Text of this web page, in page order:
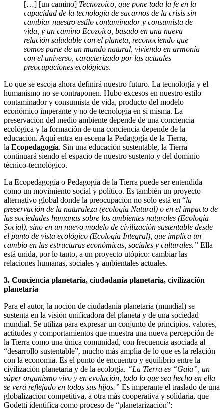
[…] [un camino] Tecnozoico, que pone toda la fe en la
capacidad de la tecnología de sacarnos de la crisis sin
cambiar nuestro estilo contaminador y consumista de
vida, y un camino Ecozoico, basado en una nueva
relación saludable con el planeta, reconociendo que
somos parte de un mundo natural, viviendo en armonía
con el universo, caracterizado por las actuales
preocupaciones ecológicas.
Lo que se escoja ahora definirá nuestro futuro. La tecnología y el
humanismo no se contraponen. Hubo excesos en nuestro estilo
contaminador y consumista de vida, producto del modelo
económico imperante y no de tecnología en sí misma. La
preservación del medio ambiente depende de una conciencia
ecológica y la formación de una conciencia depende de la
educación. Aquí entra en escena la Pedagogía de la Tierra,
la Ecopedagogía. Sin una educación sustentable, la Tierra
continuará siendo el espacio de nuestro sustento y del dominio
técnico-tecnológico.
La Ecopedagogía o Pedagogía de la Tierra puede ser entendida
como un movimiento social y político. Es también un proyecto
alternativo global donde la preocupación no sólo está en “la
preservación de la naturaleza (ecología Natural) o en el impacto de
las sociedades humanas sobre los ambientes naturales (Ecología
Social), sino en un nuevo modelo de civilización sustentable desde
el punto de vista ecológico (Ecología Integral), que implica un
cambio en las estructuras económicas, sociales y culturales.” Ella
está unida, por lo tanto, a un proyecto utópico: cambiar las
relaciones humanas, sociales y ambientales actuales.
3. Conciencia planetaria, ciudadanía planetaria, civilización
planetaria
Para el autor, la noción de ciudadanía planetaria (mundial) se
sustenta en la visión unificadora del planeta y de una sociedad
mundial. Se utiliza para expresar un conjunto de principios, valores,
actitudes y comportamientos que muestra una nueva percepción de
la Tierra como una única comunidad, con frecuencia asociada al
“desarrollo sustentable”, mucho más amplia de lo que es la relación
con la economía. Es el punto de encuentro y equilibrio entre la
civilización planetaria y de la ecología. “La Tierra es “Gaia”, un
súper organismo vivo y en evolución, todo lo que sea hecho en ella
se verá reflejado en todos sus hijos.” Es imperante el traslado de una
globalización competitiva, a otra más cooperativa y solidaria, que
Godetti identifica como proceso de “planetarización”: